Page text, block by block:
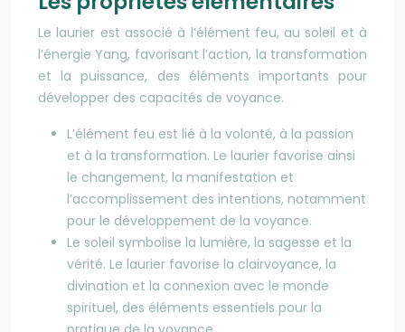
Le laurier est associé à l’élément feu, au soleil et à
l’énergie Yang, favorisant l’action, la transformation
et la puissance, des éléments importants pour
développer des capacités de voyance.
L’élément feu est lié à la volonté, à la passion
et à la transformation. Le laurier favorise ainsi
le changement, la manifestation et
l’accomplissement des intentions, notamment
pour le développement de la voyance.
Le soleil symbolise la lumière, la sagesse et la
vérité. Le laurier favorise la clairvoyance, la
divination et la connexion avec le monde
spirituel, des éléments essentiels pour la